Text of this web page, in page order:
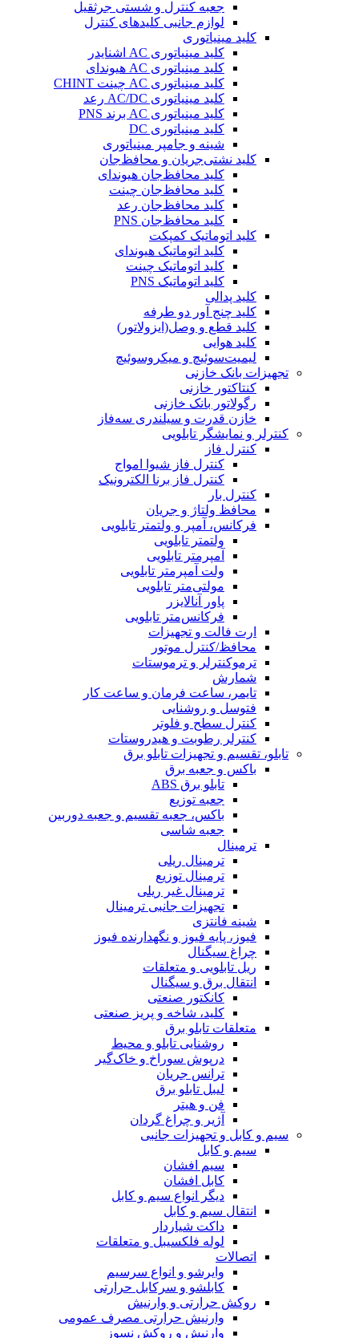
جعبه کنترل و شستی جرثقیل
لوازم جانبی کلیدهای کنترل
کلید مینیاتوری
کلید مینیاتوری AC اشنایدر
کلید مینیاتوری AC هیوندای
کلید مینیاتوری AC چینت CHINT
کلید مینیاتوری AC/DC رعد
کلید مینیاتوری AC برند PNS
کلید مینیاتوری DC
شینه و جامپر مینیاتوری
کلید نشتی‌جریان و محافظ‌جان
کلید محافظ‌جان هیوندای
کلید محافظ‌جان چینت
کلید محافظ‌جان رعد
کلید محافظ‌جان PNS
کلید اتوماتیک کمپکت
کلید اتوماتیک هیوندای
کلید اتوماتیک چینت
کلید اتوماتیک PNS
کلید پدالی
کلید چنج آور دو طرفه
کلید قطع و وصل(ایزولاتور)
کلید هوایی
لیمیت‌سوئیچ و میکروسوئیچ
تجهیزات بانک خازنی
کنتاکتور خازنی
رگولاتور بانک خازنی
خازن قدرت و سیلندری سه‌فاز
کنترلر و نمایشگر تابلویی
کنترل فاز
کنترل فاز شیوا امواج
کنترل فاز برنا الکترونیک
کنترل بار
محافظ ولتاژ و جریان
فرکانس، آمپر و ولتمتر تابلویی
ولتمتر تابلویی
آمپرمتر تابلویی
ولت آمپرمتر تابلویی
مولتی‌متر تابلویی
پاور آنالایزر
فرکانس‌متر تابلویی
ارت فالت و تجهیزات
محافظ/کنترل موتور
ترموکنترلر و ترموستات
شمارش
تایمر، ساعت فرمان و ساعت کار
فتوسل و روشنایی
کنترل سطح و فلوتر
کنترلر رطوبت و هیدروستات
تابلو، تقسیم و تجهیزات تابلو برق
باکس و جعبه برق
تابلو برق ABS
جعبه توزیع
باکس، جعبه تقسیم و جعبه دوربین
جعبه شاسی
ترمینال
ترمینال ریلی
ترمینال توزیع
ترمینال غیر ریلی
تجهیزات جانبی ترمینال
شینه فانتزی
فیوز، پایه فیوز و نگهدارنده فیوز
چراغ سیگنال
ریل تابلویی و متعلقات
انتقال برق و سیگنال
کانکتور صنعتی
کلید، شاخه و پریز صنعتی
متعلقات تابلو برق
روشنایی تابلو و محیط
درپوش سوراخ و خاک‌گیر
ترانس جریان
لیبل تابلو برق
فن و هیتر
آژیر و چراغ گردان
سیم و کابل و تجهیزات جانبی
سیم و کابل
سیم افشان
کابل افشان
دیگر انواع سیم و کابل
انتقال سیم و کابل
داکت شیاردار
لوله فلکسیبل و متعلقات
اتصالات
وایرشو و انواع سرسیم
کابلشو و سرکابل حرارتی
روکش حرارتی و وارنیش
وارنیش حرارتی مصرف عمومی
وارنیش و روکش نسوز